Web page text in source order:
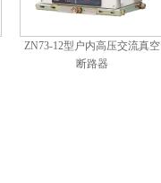
ZN73-12型户内高压交流真空
断路器